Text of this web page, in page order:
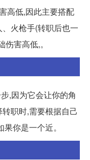
高低,因此主要搭配
火枪手(转职后也一
害高低,。
,因为它会让你的角
职时,需要根据自己
你是一个近。